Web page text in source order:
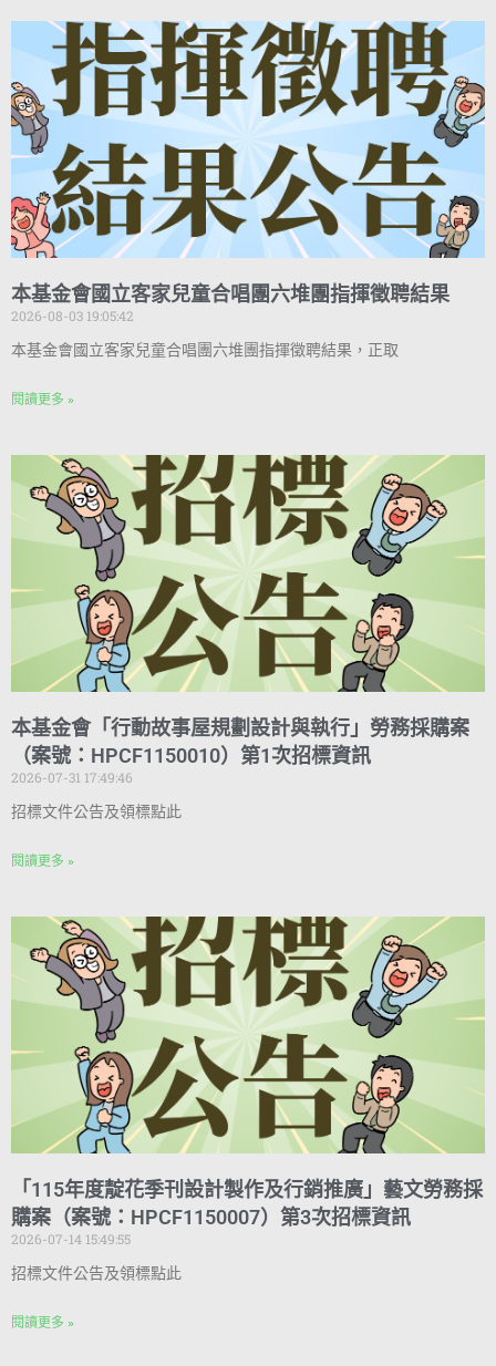
本基金會國立客家兒童合唱團六堆團指揮徵聘結果
2026-08-03 19:05:42
本基金會國立客家兒童合唱團六堆團指揮徵聘結果，正取
閱讀更多 »
本基金會「行動故事屋規劃設計與執行」勞務採購案
（案號：HPCF1150010）第1次招標資訊
2026-07-31 17:49:46
招標文件公告及領標點此
閱讀更多 »
「115年度靛花季刊設計製作及行銷推廣」藝文勞務採
購案（案號：HPCF1150007）第3次招標資訊
2026-07-14 15:49:55
招標文件公告及領標點此
閱讀更多 »